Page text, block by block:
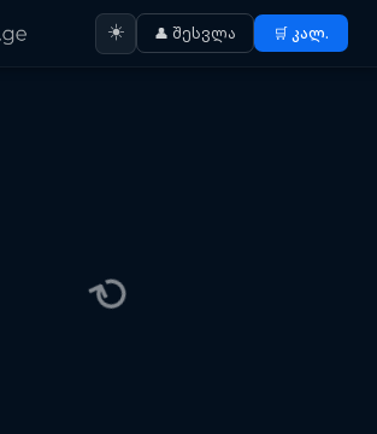
☀️ 👤 შესვლა 🛒 კალ.
⟳